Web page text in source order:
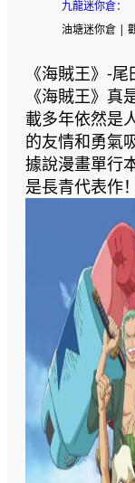
九龍迷你倉：
油塘迷你倉 |
《海賊王》-
《海賊王》真
載多年依然是
的友情和勇氣
據說漫畫單行
是長青代表作！